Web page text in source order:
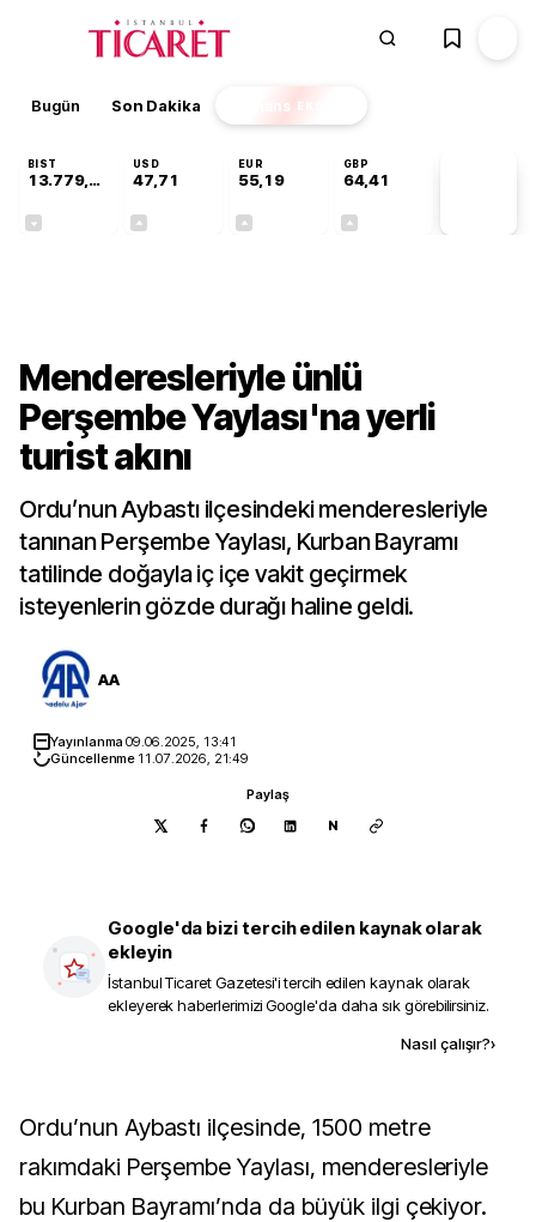
Bugün Son Dakika Finans EKSTRA
BIST
13.779,39
USD
47,71
EUR
55,19
GBP
64,41
Menderesleriyle ünlü
Perşembe Yaylası'na yerli
turist akını
Ordu’nun Aybastı ilçesindeki menderesleriyle
tanınan Perşembe Yaylası, Kurban Bayramı
tatilinde doğayla iç içe vakit geçirmek
isteyenlerin gözde durağı haline geldi.
AA
Yayınlanma09.06.2025, 13:41
Güncellenme 11.07.2026, 21:49
Paylaş
N
Google'da bizi tercih edilen kaynak olarak
ekleyin
İstanbul Ticaret Gazetesi'i tercih edilen kaynak olarak
ekleyerek haberlerimizi Google'da daha sık görebilirsiniz.
Nasıl çalışır?›
Ordu’nun Aybastı ilçesinde, 1500 metre
rakımdaki Perşembe Yaylası, menderesleriyle
bu Kurban Bayramı’nda da büyük ilgi çekiyor.